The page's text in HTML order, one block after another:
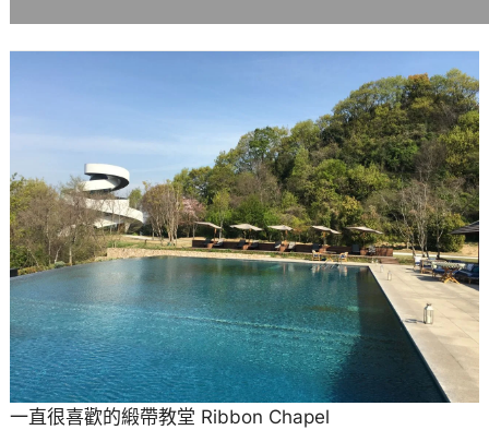
一直很喜歡的緞帶教堂 Ribbon Chapel